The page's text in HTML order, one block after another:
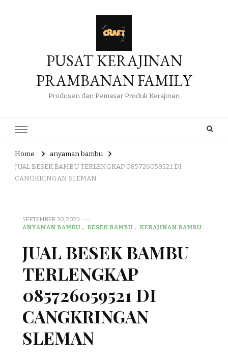
PUSAT KERAJINAN
PRAMBANAN FAMILY
Produsen dan Pemasar Produk Kerajinan
Home
anyaman bambu
JUAL BESEK BAMBU TERLENGKAP 085726059521 DI
CANGKRINGAN SLEMAN
SEPTEMBER 30, 2023
ANYAMAN BAMBU
BESEK BAMBU KERAJINAN BAMBU
JUAL BESEK BAMBU
TERLENGKAP
085726059521 DI
CANGKRINGAN
SLEMAN